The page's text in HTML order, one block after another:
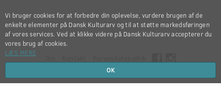
Copyright © 2012-2026
Vi bruger cookies for at forbedre din oplevelse, vurdere brugen af de
enkelte elementer på Dansk Kulturarv og til at støtte markedsføringen
af vores services. Ved at klikke videre på Dansk Kulturarv accepterer du
vores brug af cookies.
LÆS MERE
OK